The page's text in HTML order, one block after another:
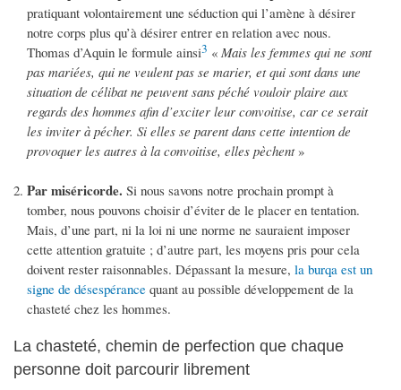
pratiquant volontairement une séduction qui l’amène à désirer
notre corps plus qu’à désirer entrer en relation avec nous.
Thomas d’Aquin le formule ainsi3 « Mais les femmes qui ne sont
pas mariées, qui ne veulent pas se marier, et qui sont dans une
situation de célibat ne peuvent sans péché vouloir plaire aux
regards des hommes afin d’exciter leur convoitise, car ce serait
les inviter à pécher. Si elles se parent dans cette intention de
provoquer les autres à la convoitise, elles pèchent»
Par miséricorde. Si nous savons notre prochain prompt à
tomber, nous pouvons choisir d’éviter de le placer en tentation.
Mais, d’une part, ni la loi ni une norme ne sauraient imposer
cette attention gratuite ; d’autre part, les moyens pris pour cela
doivent rester raisonnables. Dépassant la mesure, la burqa est un
signe de désespérance quant au possible développement de la
chasteté chez les hommes.
La chasteté, chemin de perfection que chaque
personne doit parcourir librement